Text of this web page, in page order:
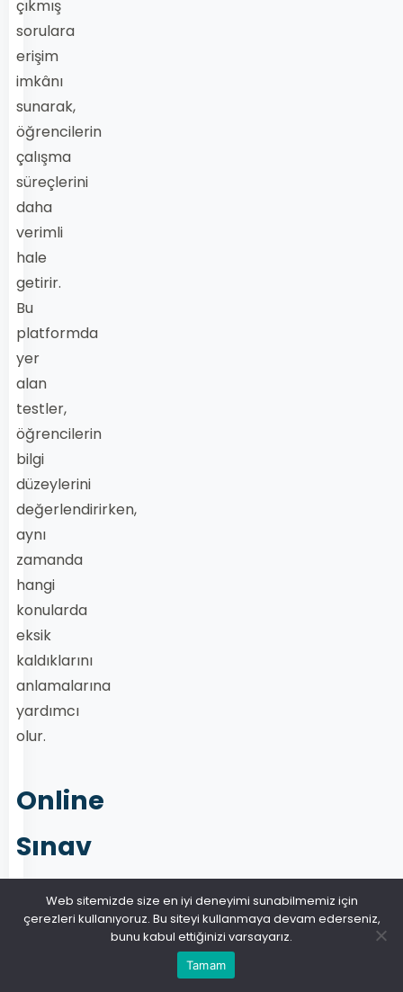
çıkmış
sorulara
erişim
imkânı
sunarak,
öğrencilerin
çalışma
süreçlerini
daha
verimli
hale
getirir.
Bu
platformda
yer
alan
testler,
öğrencilerin
bilgi
düzeylerini
değerlendirirken,
aynı
zamanda
hangi
konularda
eksik
kaldıklarını
anlamalarına
yardımcı
olur.
Online
Sınav
Çözmenin
Avantajları
Web sitemizde size en iyi deneyimi sunabilmemiz için
çerezleri kullanıyoruz. Bu siteyi kullanmaya devam ederseniz,
bunu kabul ettiğinizi varsayarız.
Tamam